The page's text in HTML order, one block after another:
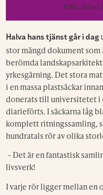
Foto: Julia
Halva hans tjänst går i dag
stor mängd dokument som
berömda
yrkesgärning. Det stora
i en massa plastsäckar
donerats till universitetet i
diarieförts. I säckarna låg
komplett ritningssamling,
hundratals rör av olika
– Det är en fantastisk
livsverk!
I varje rör ligger mellan en